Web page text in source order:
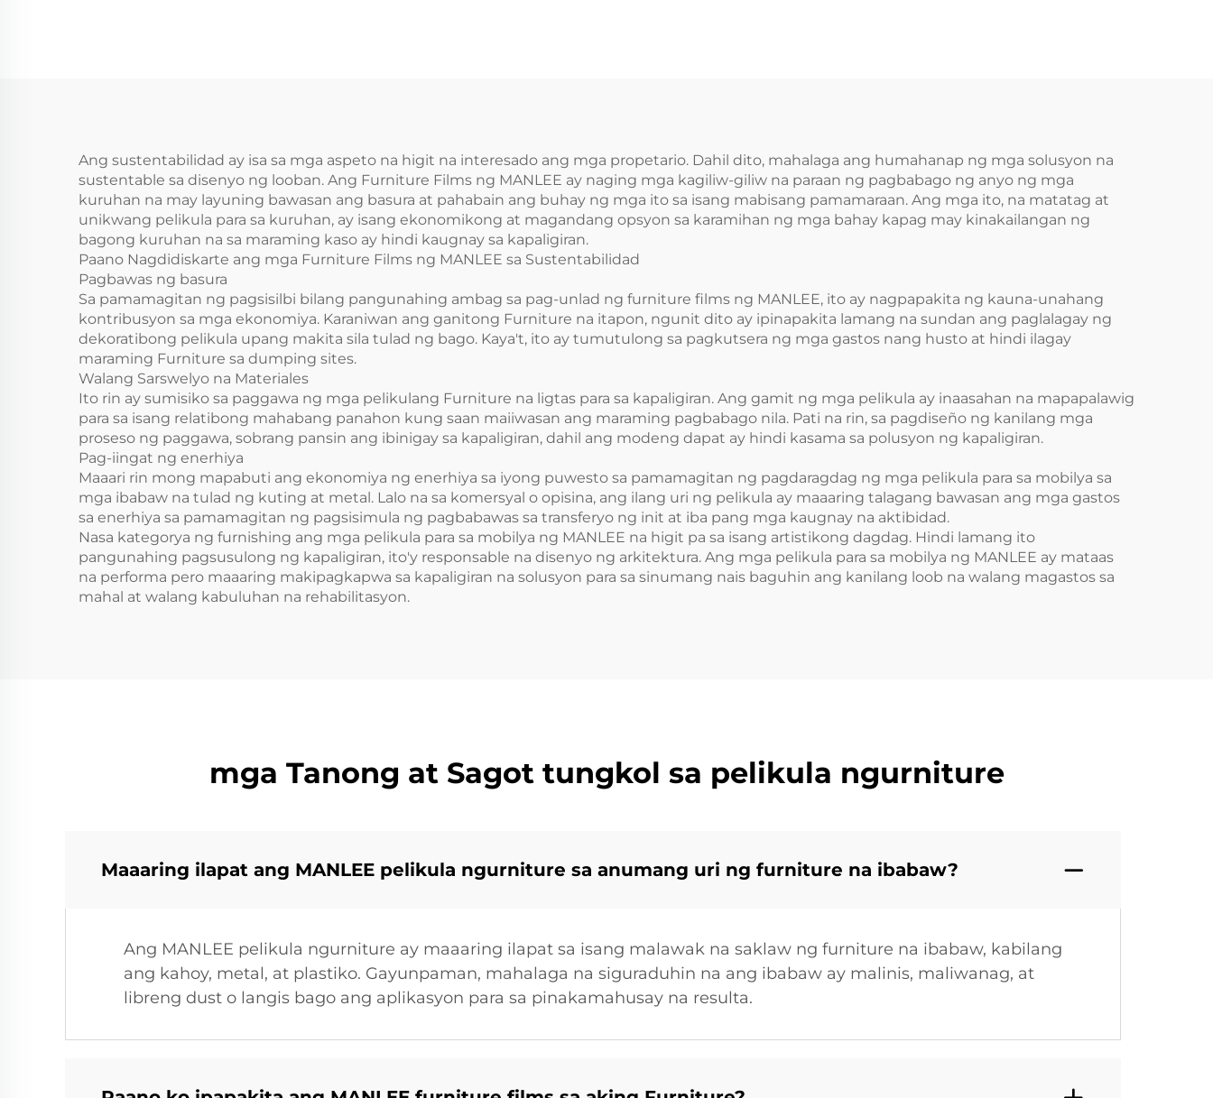
sahig ng pader ng
bahay opisina
Ang sustentabilidad ay isa sa mga aspeto na higit na interesado ang mga propetario. Dahil dito, mahalaga ang humahanap ng mga solusyon na
sustentable sa disenyo ng looban. Ang Furniture Films ng MANLEE ay naging mga kagiliw-giliw na paraan ng pagbabago ng anyo ng mga
kuruhan na may layuning bawasan ang basura at pahabain ang buhay ng mga ito sa isang mabisang pamamaraan. Ang mga ito, na matatag at
unikwang pelikula para sa kuruhan, ay isang ekonomikong at magandang opsyon sa karamihan ng mga bahay kapag may kinakailangan ng
bagong kuruhan na sa maraming kaso ay hindi kaugnay sa kapaligiran.
Paano Nagdidiskarte ang mga Furniture Films ng MANLEE sa Sustentabilidad
Pagbawas ng basura
Sa pamamagitan ng pagsisilbi bilang pangunahing ambag sa pag-unlad ng furniture films ng MANLEE, ito ay nagpapakita ng kauna-unahang
kontribusyon sa mga ekonomiya. Karaniwan ang ganitong Furniture na itapon, ngunit dito ay ipinapakita lamang na sundan ang paglalagay ng
dekoratibong pelikula upang makita sila tulad ng bago. Kaya't, ito ay tumutulong sa pagkutsera ng mga gastos nang husto at hindi ilagay
maraming Furniture sa dumping sites.
Walang Sarswelyo na Materiales
Ito rin ay sumisiko sa paggawa ng mga pelikulang Furniture na ligtas para sa kapaligiran. Ang gamit ng mga pelikula ay inaasahan na mapapalawig
para sa isang relatibong mahabang panahon kung saan maiiwasan ang maraming pagbabago nila. Pati na rin, sa pagdiseño ng kanilang mga
proseso ng paggawa, sobrang pansin ang ibinigay sa kapaligiran, dahil ang modeng dapat ay hindi kasama sa polusyon ng kapaligiran.
Pag-iingat ng enerhiya
Maaari rin mong mapabuti ang ekonomiya ng enerhiya sa iyong puwesto sa pamamagitan ng pagdaragdag ng mga pelikula para sa mobilya sa
mga ibabaw na tulad ng kuting at metal. Lalo na sa komersyal o opisina, ang ilang uri ng pelikula ay maaaring talagang bawasan ang mga gastos
sa enerhiya sa pamamagitan ng pagsisimula ng pagbabawas sa transferyo ng init at iba pang mga kaugnay na aktibidad.
Nasa kategorya ng furnishing ang mga pelikula para sa mobilya ng MANLEE na higit pa sa isang artistikong dagdag. Hindi lamang ito
pangunahing pagsusulong ng kapaligiran, ito'y responsable na disenyo ng arkitektura. Ang mga pelikula para sa mobilya ng MANLEE ay mataas
na performa pero maaaring makipagkapwa sa kapaligiran na solusyon para sa sinumang nais baguhin ang kanilang loob na walang magastos sa
mahal at walang kabuluhan na rehabilitasyon.
mga Tanong at Sagot tungkol sa pelikula ngurniture
Maaaring ilapat ang MANLEE pelikula ngurniture sa anumang uri ng furniture na ibabaw?
Ang MANLEE pelikula ngurniture ay maaaring ilapat sa isang malawak na saklaw ng furniture na ibabaw, kabilang
ang kahoy, metal, at plastiko. Gayunpaman, mahalaga na siguraduhin na ang ibabaw ay malinis, maliwanag, at
libreng dust o langis bago ang aplikasyon para sa pinakamahusay na resulta.